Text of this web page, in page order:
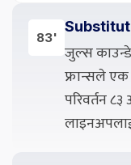
83'
जुल्स
फ्रान्सले एक
परिवर्तन